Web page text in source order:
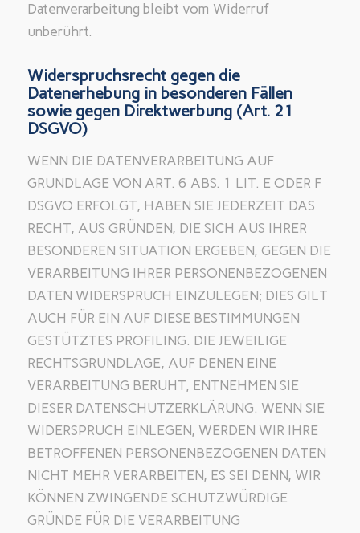
Datenverarbeitung bleibt vom Widerruf
unberührt.
Widerspruchsrecht gegen die
Datenerhebung in besonderen Fällen
sowie gegen Direktwerbung (Art. 21
DSGVO)
WENN DIE DATENVERARBEITUNG AUF
GRUNDLAGE VON ART. 6 ABS. 1 LIT. E ODER F
DSGVO ERFOLGT, HABEN SIE JEDERZEIT DAS
RECHT, AUS GRÜNDEN, DIE SICH AUS IHRER
BESONDEREN SITUATION ERGEBEN, GEGEN DIE
VERARBEITUNG IHRER PERSONENBEZOGENEN
DATEN WIDERSPRUCH EINZULEGEN; DIES GILT
AUCH FÜR EIN AUF DIESE BESTIMMUNGEN
GESTÜTZTES PROFILING. DIE JEWEILIGE
RECHTSGRUNDLAGE, AUF DENEN EINE
VERARBEITUNG BERUHT, ENTNEHMEN SIE
DIESER DATENSCHUTZERKLÄRUNG. WENN SIE
WIDERSPRUCH EINLEGEN, WERDEN WIR IHRE
BETROFFENEN PERSONENBEZOGENEN DATEN
NICHT MEHR VERARBEITEN, ES SEI DENN, WIR
KÖNNEN ZWINGENDE SCHUTZWÜRDIGE
GRÜNDE FÜR DIE VERARBEITUNG